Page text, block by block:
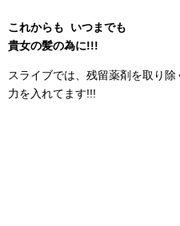
これからも いつまでも
貴女の髪の為に!!!
スライブでは、残留薬剤を取り除
力を入れてます!!!